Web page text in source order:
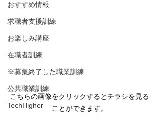
おすすめ情報
求職者支援訓練
お楽しみ講座
在職者訓練
※募集終了した職業訓練
公共職業訓練
TechHigher
こちらの画像をクリックするとチラシを見る
ことができます。